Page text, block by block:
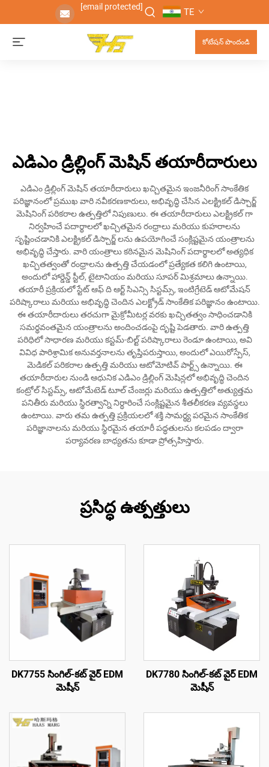
[email protected] TE
కోటేషన్ పొందండి
ఎడిఎం డ్రిల్లింగ్ మెషిన్ తయారీదారులు
ఎడిఎం డ్రిల్లింగ్ మెషిన్ తయారీదారులు ఖచ్చితమైన ఇంజనీరింగ్ సాంకేతిక
పరిజ్ఞానంలో ప్రముఖ వారి నవీకరణకారులు, అభివృద్ధి చేసిన ఎలక్ట్రికల్ డిస్చార్జ్
మెషినింగ్ పరికరాల ఉత్పత్తిలో నిపుణులు. ఈ తయారీదారులు ఎలక్ట్రికల్ గా
నిర్వహించే పదార్థాలలో ఖచ్చితమైన రంధ్రాలు మరియు కుహరాలను
సృష్టించడానికి ఎలక్ట్రికల్ డిస్చార్జ్ లను ఉపయోగించే సంక్లిష్టమైన యంత్రాలను
అభివృద్ధి చేస్తారు. వారి యంత్రాలు కఠినమైన మెషినింగ్ పదార్థాలలో అత్యధిక
ఖచ్చితత్వంతో రంధ్రాలను ఉత్పత్తి చేయడంలో ప్రత్యేకత కలిగి ఉంటాయి,
అందులో హార్డెన్డ్ స్టీల్, టైటానియం మరియు సూపర్ మిశ్రమాలు ఉన్నాయి.
తయారీ ప్రక్రియలో స్టేట్ ఆఫ్ ది ఆర్ట్ సిఎన్సి సిస్టమ్స్, ఇంటిగ్రేటెడ్ ఆటోమేషన్
పరిష్కారాలు మరియు అభివృద్ధి చెందిన ఎలక్ట్రోడ్ సాంకేతిక పరిజ్ఞానం ఉంటాయి.
ఈ తయారీదారులు తరచుగా మైక్రోమీటర్ల వరకు ఖచ్చితత్వం సాధించడానికి
సమర్థవంతమైన యంత్రాలను అందించడంపై దృష్టి పెడతారు. వారి ఉత్పత్తి
పరిధిలో సాధారణ మరియు కస్టమ్-బిల్ట్ పరిష్కారాలు రెండూ ఉంటాయి, అవి
వివిధ పారిశ్రామిక అనువర్తనాలను తృప్తిపరుస్తాయి, అందులో ఎయిరోస్పేస్,
మెడికల్ పరికరాల ఉత్పత్తి మరియు ఆటోమోటివ్ పార్ట్స్ ఉన్నాయి. ఈ
తయారీదారుల నుండి ఆధునిక ఎడిఎం డ్రిల్లింగ్ మెషిన్లలో అభివృద్ధి చెందిన
కంట్రోల్ సిస్టమ్స్, ఆటోమేటెడ్ టూల్ చేంజర్లు మరియు ఉత్పత్తిలో అత్యుత్తమ
పనితీరు మరియు స్థిరత్వాన్ని నిర్ధారించే సంక్లిష్టమైన శీతలీకరణ వ్యవస్థలు
ఉంటాయి. వారు తమ ఉత్పత్తి ప్రక్రియలలో శక్తి సామర్థ్య పరమైన సాంకేతిక
పరిజ్ఞానాలను మరియు స్థిరమైన తయారీ పద్ధతులను కలపడం ద్వారా
పర్యావరణ బాధ్యతను కూడా ప్రోత్సహిస్తారు.
ప్రసిద్ధ ఉత్పత్తులు
DK7755 సింగిల్-కట్ వైర్ EDM
మెషీన్
DK7780 సింగిల్-కట్ వైర్ EDM
మెషీన్